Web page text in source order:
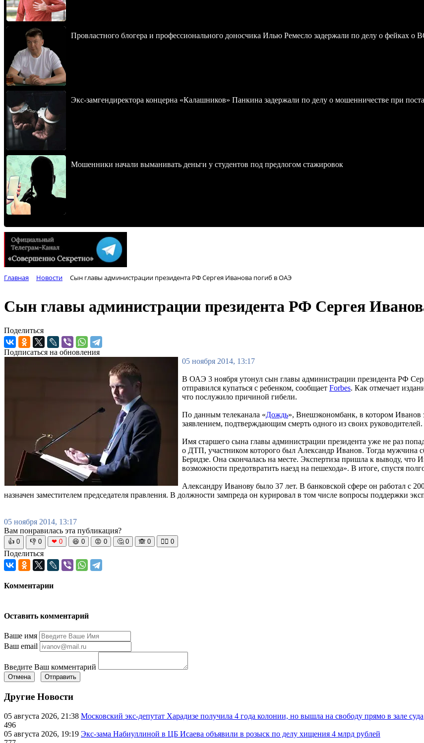
Провластного блогера и профессионального доносчика Илью Ремесло задержали по делу о фейках о
Экс-замгендиректора концерна «Калашников» Панкина задержали по делу о мошенничестве при
Мошенники начали выманивать деньги у студентов под предлогом стажировок
Главная Новости Сын главы администрации президента РФ Сергея Иванова погиб в ОАЭ
Сын главы администрации президента РФ Сергея
Поделиться
Подписаться на обновления
05 ноября 2014, 13:17
В ОАЭ 3 ноября утонул сын главы администрации президента РФ
отправился купаться с ребенком, сообщает Forbes. Как отмечает
что послужило причиной гибели.
По данным телеканала «Дождь», Внешэкономбанк, в котором Иванов
заявлением, подтверждающим смерть одного из своих руководителей.
Имя старшего сына главы администрации президента уже не раз
о ДТП, участником которого был Александр Иванов. Тогда мужчина
Беридзе. Она скончалась на месте. Экспертиза пришла к выводу, что
возможности предотвратить наезд на пешехода». В итоге, спустя
Александру Иванову было 37 лет. В банковской сфере он работал с
назначен заместителем председателя правления. В должности зампреда он курировал в том числе вопросы поддержки
05 ноября 2014, 13:17
Вам понравилась эта публикация?
👍 0 👎 0 ❤ 0 😆 0 😡 0 🤔 0 🙈 0 🧘‍♀️ 0
Поделиться
Комментарии
Оставить комментарий
Ваше имя
Ваш email
Введите Ваш комментарий
Отмена Отправить
Другие Новости
05 августа 2026, 21:38 Московский экс-депутат Харадизе получила 4 года колонии, но вышла на свободу прямо в зале суда
496
05 августа 2026, 19:19 Экс-зама Набиуллиной в ЦБ Исаева объявили в розыск по делу хищения 4 млрд рублей